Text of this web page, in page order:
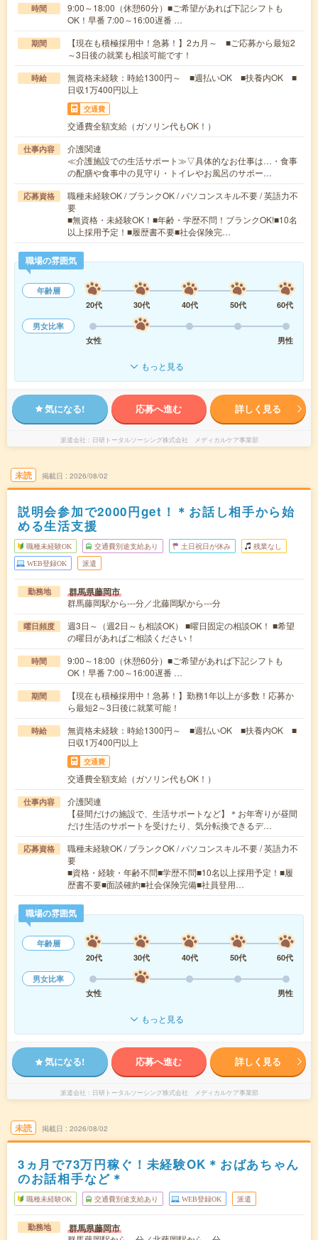
時間
9:00～18:00（休憩60分）■ご希望があれば下記シフトも
OK！早番 7:00～16:00遅番 …
期間
【現在も積極採用中！急募！】2カ月～ ■ご応募から最短2
～3日後の就業も相談可能です！
時給
無資格未経験：時給1300円～ ■週払いOK ■扶養内OK ■
日収1万400円以上
交通費
交通費全額支給（ガソリン代もOK！）
仕事内容
介護関連
≪介護施設での生活サポート≫▽具体的なお仕事は…・食事
の配膳や食事中の見守り・トイレやお風呂のサポー…
応募資格
職種未経験OK / ブランクOK / パソコンスキル不要 / 英語力不
要
■無資格・未経験OK！■年齢・学歴不問！ブランクOK!■10名
以上採用予定！■履歴書不要■社会保険完…
職場の雰囲気
年齢層
20代
30代 40代 50代
60代
男女比率
女性
男性
もっと見る
気になる! 応募へ進む 詳しく見る
派遣会社 日研トータルソーシング株式会社 メディカルケア事業部
未読 掲載日 2026/08/02
説明会参加で2000円get！＊お話し相手から始
める生活支援
職種未経験OK 交通費別途支給あり 土日祝日が休み 残業なし
WEB登録OK 派遣
勤務地 群馬県藤岡市
群馬藤岡駅から---分／北藤岡駅から---分
曜日頻度
週3日～（週2日～も相談OK） ■曜日固定の相談OK！ ■希望
の曜日があればご相談ください！
時間
9:00～18:00（休憩60分）■ご希望があれば下記シフトも
OK！早番 7:00～16:00遅番 …
期間
【現在も積極採用中！急募！】勤務1年以上が多数！応募か
ら最短2～3日後に就業可能！
時給
無資格未経験：時給1300円～ ■週払いOK ■扶養内OK ■
日収1万400円以上
交通費
交通費全額支給（ガソリン代もOK！）
仕事内容
介護関連
【昼間だけの施設で、生活サポートなど】＊お年寄りが昼間
だけ生活のサポートを受けたり、気分転換できるデ…
応募資格
職種未経験OK / ブランクOK / パソコンスキル不要 / 英語力不
要
■資格・経験・年齢不問■学歴不問■10名以上採用予定！■履
歴書不要■面談確約■社会保険完備■社員登用…
職場の雰囲気
年齢層
20代
30代 40代 50代
60代
男女比率
女性
男性
もっと見る
気になる! 応募へ進む 詳しく見る
派遣会社 日研トータルソーシング株式会社 メディカルケア事業部
未読 掲載日 2026/08/02
3ヵ月で73万円稼ぐ！未経験OK＊おばあちゃん
のお話相手など＊
職種未経験OK 交通費別途支給あり WEB登録OK 派遣
勤務地 群馬県藤岡市